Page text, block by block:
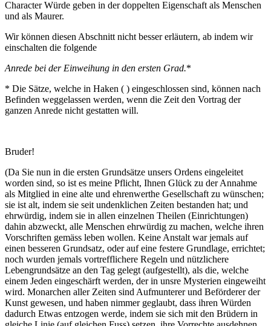
Character Würde geben in der doppelten Eigenschaft als Menschen
und als Maurer.
Wir können diesen Abschnitt nicht besser erläutern, ab indem wir
einschalten die folgende
Anrede bei der Einweihung in den ersten Grad.*
* Die Sätze, welche in Haken ( ) eingeschlossen sind, können nach
Befinden weggelassen werden, wenn die Zeit den Vortrag der
ganzen Anrede nicht gestatten will.
Bruder!
(Da Sie nun in die ersten Grundsätze unsers Ordens eingeleitet
worden sind, so ist es meine Pflicht, Ihnen Glück zu der Annahme
als Mitglied in eine alte und ehrenwerthe Gesellschaft zu wünschen;
sie ist alt, indem sie seit undenklichen Zeiten bestanden hat; und
ehrwürdig, indem sie in allen einzelnen Theilen (Einrichtungen)
dahin abzweckt, alle Menschen ehrwürdig zu machen, welche ihren
Vorschriften gemäss leben wollen. Keine Anstalt war jemals auf
einen besseren Grundsatz, oder auf eine festere Grundlage, errichtet;
noch wurden jemals vortrefflichere Regeln und nützlichere
Lebengrundsätze an den Tag gelegt (aufgestellt), als die, welche
einem Jeden eingeschärft werden, der in unsre Mysterien eingeweiht
wird. Monarchen aller Zeiten sind Aufmunterer und Beförderer der
Kunst gewesen, und haben nimmer geglaubt, dass ihren Würden
dadurch Etwas entzogen werde, indem sie sich mit den Brüdern in